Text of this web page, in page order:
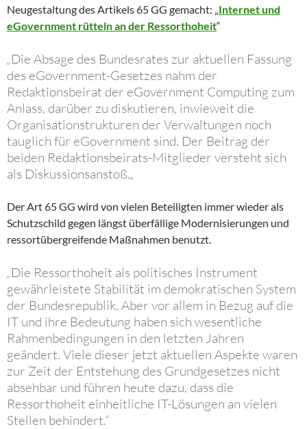
Neugestaltung des Artikels 65 GG gemacht: „Internet und
eGovernment rütteln an der Ressorthoheit“
„Die Absage des Bundesrates zur aktuellen Fassung
des eGovernment-Gesetze­s nahm der
Redaktionsbeirat der eGovernment Computing zum
Anlass, darüber zu diskutieren, inwieweit die
Organisationstrukturen der Verwaltungen noch
tauglich für eGovernment sind. Der Beitrag der
beiden Redaktionsbeirats-Mitglieder versteht sich
als Diskussionsanstoß.„
Der Art 65 GG wird von vielen Beteiligten immer wieder als
Schutzschild gegen längst überfällige Modernisierungen und
ressortübergreifende Maßnahmen benutzt.
„Die Ressorthoheit als politisches Instrument
gewährleistete Stabilität im demokratischen System
der Bundesrepublik. Aber vor allem in Bezug auf die
IT und ihre Bedeutung haben sich wesentliche
Rahmenbedingungen in den letzten Jahren
geändert. Viele dieser jetzt aktuellen Aspekte waren
zur Zeit der Entstehung des Grundgesetzes nicht
absehbar und führen heute dazu, dass die
Ressort­hoheit einheitliche IT-Lösungen an vielen
Stellen behindert.“